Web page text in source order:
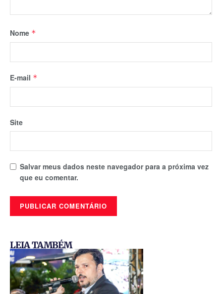
Nome *
E-mail *
Site
Salvar meus dados neste navegador para a próxima vez
que eu comentar.
LEIA TAMBÉM